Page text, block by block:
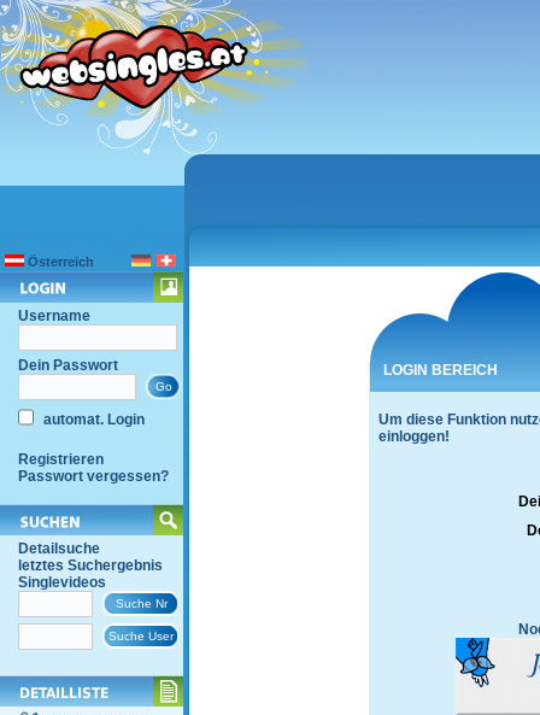
Österreich
Username
Dein Passwort
automat. Login
Registrieren
Passwort vergessen?
Detailsuche
letztes Suchergebnis
Singlevideos
LOGIN BEREICH
Um diese Funktion
einloggen!